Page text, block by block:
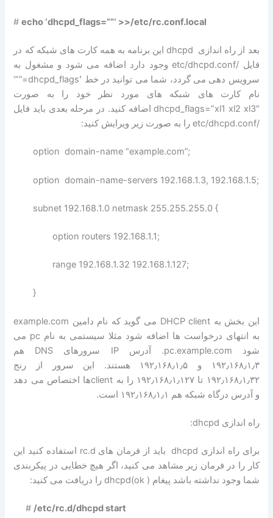
#echo ‘dhcpd_flags=””‘ >>/etc/rc.conf.local
بعد از راه اندازی dhcpd این برنامه به همه کارت های شبکه که در
فایل /etc/dhcpd.conf وجود دارد اضافه می شود و مشغول به
سرویس دهی می گردد، شما می توانید در خط ‘
dhcpd_flags=””‘
نام کارت های شبکه های مورد نظر خود را به صورت
dhcpd_flags=”xl1 xl2 xl3″ اضافه کنید. در مرحله بعدی باید فایل
/etc/dhcpd.conf را به صورت زیر ویرایش کنید:
option domain-name “example.com”;
option domain-name-servers 192.168.1.3, 192.168.1.5;
subnet 192.168.1.0 netmask 255.255.255.0 {
option routers 192.168.1.1;
range 192.168.1.32 192.168.1.127;
}
این بخش به DHCP client می گوید که نام دامین example.com
به انتهای درخواست ها اضافه شود مثلا سیستمی به نام pc می
شود pc.example.com. آدرس IP سرورهای DNS هم
۱۹۲٫۱۶۸٫۱٫۳ و ۱۹۲٫۱۶۸٫۱٫۵ هستند. این سرور از رنج
۱۹۲٫۱۶۸٫۱٫۳۲ تا ۱۹۲٫۱۶۸٫۱٫۱۲۷ را به clientها اختصاص می دهد
و آدرس درگاه شبکه هم ۱۹۲٫۱۶۸٫۱٫۱ است.
راه اندازی dhcpd:
برای راه اندازی dhcpd باید از فرمان های rc.d استفاده کنید این
کار را در فرمان زیر مشاهد می کنید، اگر هیچ خطایی در پیکربندی
شما وجود نداشته باشد پیغام ( dhcpd(ok را دریافت می کنید:
#/etc/rc.d/dhcpd start